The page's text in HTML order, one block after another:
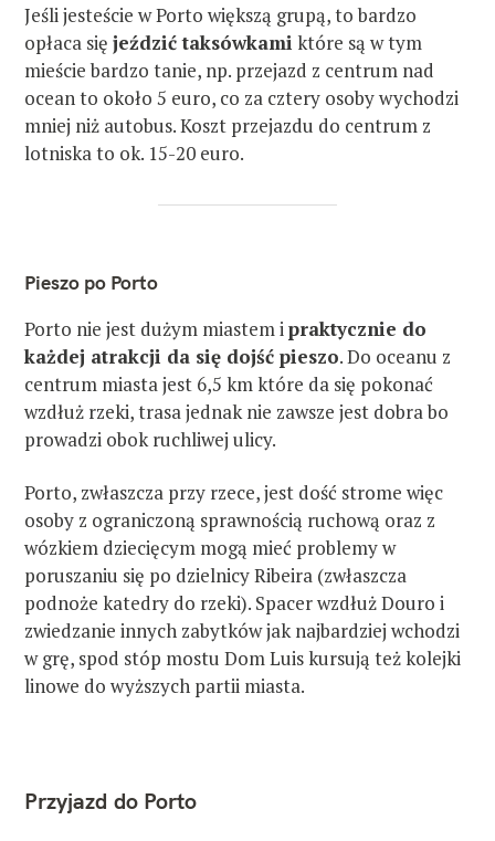
Jeśli jesteście w Porto większą grupą, to bardzo
opłaca się jeździć taksówkami które są w tym
mieście bardzo tanie, np. przejazd z centrum nad
ocean to około 5 euro, co za cztery osoby wychodzi
mniej niż autobus. Koszt przejazdu do centrum z
lotniska to ok. 15-20 euro.
Pieszo po Porto
Porto nie jest dużym miastem ipraktycznie do
każdej atrakcji da się dojść pieszo. Do oceanu z
centrum miasta jest 6,5 km które da się pokonać
wzdłuż rzeki, trasa jednak nie zawsze jest dobra bo
prowadzi obok ruchliwej ulicy.
Porto, zwłaszcza przy rzece, jest dość strome więc
osoby z ograniczoną sprawnością ruchową oraz z
wózkiem dziecięcym mogą mieć problemy w
poruszaniu się po dzielnicy Ribeira (zwłaszcza
podnoże katedry do rzeki). Spacer wzdłuż Douro i
zwiedzanie innych zabytków jak najbardziej wchodzi
w grę, spod stóp mostu Dom Luis kursują też kolejki
linowe do wyższych partii miasta.
Przyjazd do Porto
W